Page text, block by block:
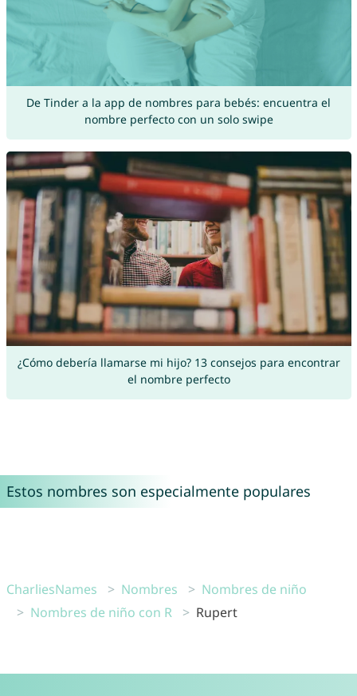
De Tinder a la app de nombres para bebés: encuentra el
nombre perfecto con un solo swipe
¿Cómo debería llamarse mi hijo? 13 consejos para encontrar
el nombre perfecto
Estos nombres son especialmente populares
CharliesNames Nombres
Nombres de niño
Nombres de niño con R
Rupert